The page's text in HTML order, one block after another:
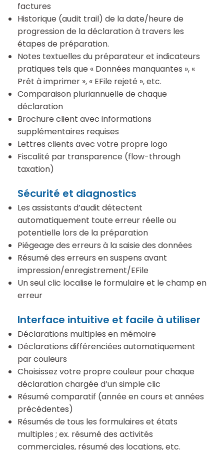
factures
Historique (audit trail) de la date/heure de
progression de la déclaration à travers les
étapes de préparation.
Notes textuelles du préparateur et indicateurs
pratiques tels que « Données manquantes », «
Prêt à imprimer », « EFile rejeté », etc.
Comparaison pluriannuelle de chaque
déclaration
Brochure client avec informations
supplémentaires requises
Lettres clients avec votre propre logo
Fiscalité par transparence (flow-through
taxation)
Sécurité et diagnostics
Les assistants d’audit détectent
automatiquement toute erreur réelle ou
potentielle lors de la préparation
Piégeage des erreurs à la saisie des données
Résumé des erreurs en suspens avant
impression/enregistrement/EFile
Un seul clic localise le formulaire et le champ en
erreur
Interface intuitive et facile à utiliser
Déclarations multiples en mémoire
Déclarations différenciées automatiquement
par couleurs
Choisissez votre propre couleur pour chaque
déclaration chargée d’un simple clic
Résumé comparatif (année en cours et années
précédentes)
Résumés de tous les formulaires et états
multiples ; ex. résumé des activités
commerciales, résumé des locations, etc.